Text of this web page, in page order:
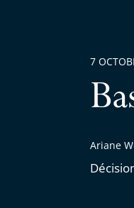
Ariane
7